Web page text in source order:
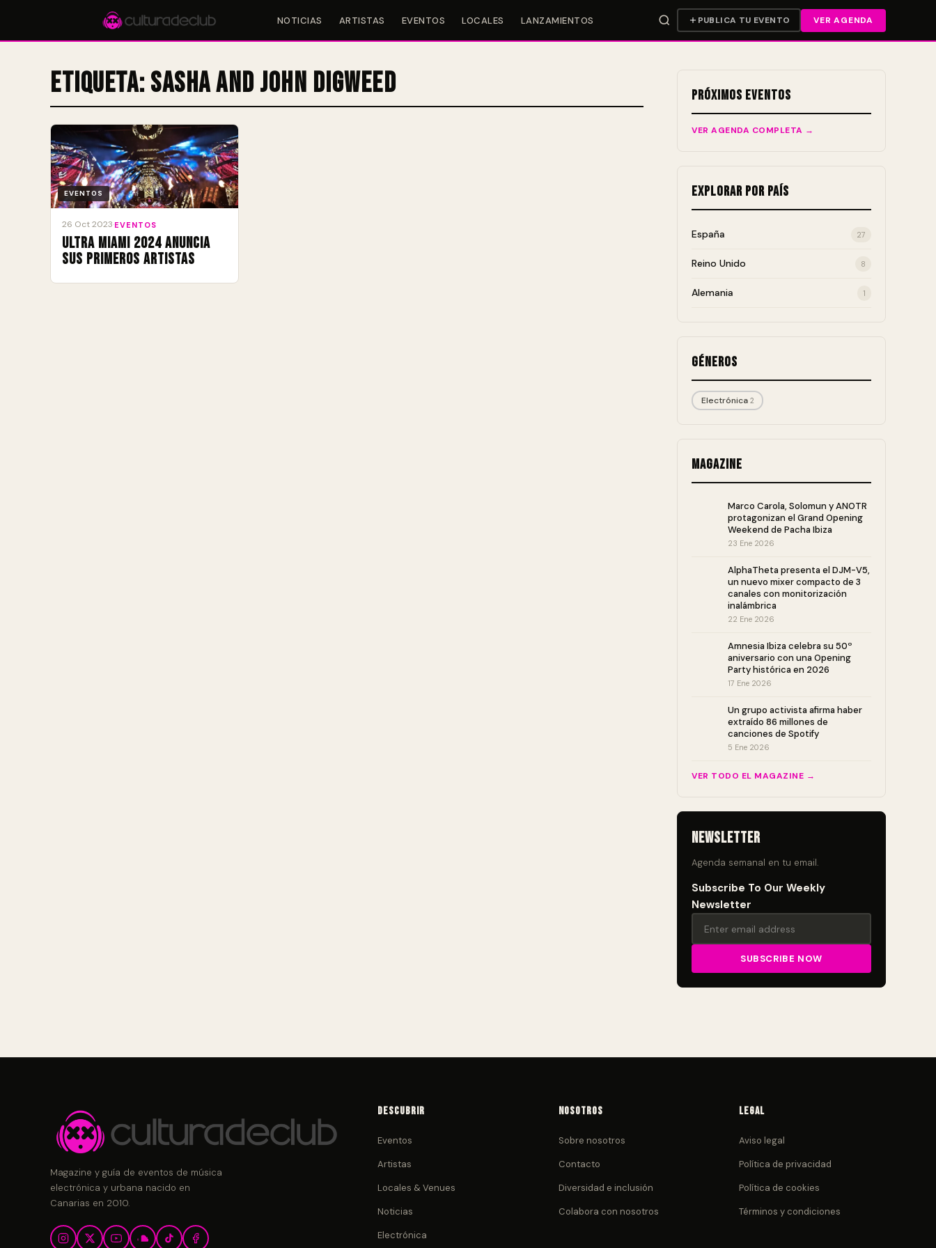
NOTICIAS ARTISTAS EVENTOS LOCALES LANZAMIENTOS PUBLICA TU EVENTO VER AGENDA
Accesos rápidos:
Etiqueta: Sasha and John Digweed
EVENTOS
26 Oct 2023 EVENTOS
ULTRA Miami 2024 anuncia
sus primeros artistas
Próximos Eventos
VER AGENDA COMPLETA →
Explorar por País
España 27
Reino Unido 8
Alemania 1
Géneros
Electrónica 2
Magazine
Marco Carola, Solomun y ANOTR
protagonizan el Grand Opening
Weekend de Pacha Ibiza
23 Ene 2026
AlphaTheta presenta el DJM-V5,
un nuevo mixer compacto de 3
canales con monitorización
inalámbrica
22 Ene 2026
Amnesia Ibiza celebra su 50º
aniversario con una Opening
Party histórica en 2026
17 Ene 2026
Un grupo activista afirma haber
extraído 86 millones de
canciones de Spotify
5 Ene 2026
VER TODO EL MAGAZINE →
Newsletter
Agenda semanal en tu email.
Subscribe To Our Weekly
Newsletter
Magazine y guía de eventos de música
electrónica y urbana nacido en
Canarias en 2010.
Descubrir
Eventos
Artistas
Locales & Venues
Noticias
Electrónica
Nosotros
Sobre nosotros
Contacto
Diversidad e inclusión
Colabora con nosotros
Legal
Aviso legal
Política de privacidad
Política de cookies
Términos y condiciones